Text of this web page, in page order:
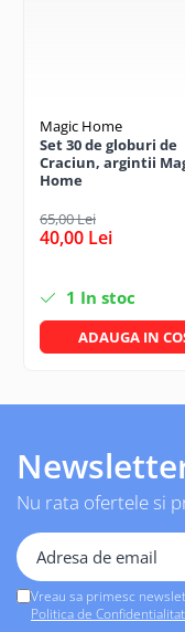
Magic Home
Set 30 de globuri de
Craciun, argintii
Home
65,00 Lei
40,00 Lei
1 In stoc
ADAUGA IN
Nu rata ofertele si
Vreau sa primesc
Politica de